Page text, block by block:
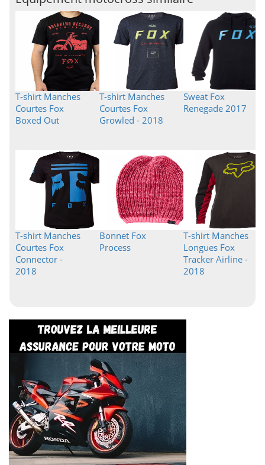
T-shirt Manches
Courtes Fox
Boxed Out
T-shirt Manches
Courtes Fox
Growled - 2018
Sweat Fox
Renegade 2017
T-shirt Manches
Courtes Fox
Connector -
2018
Bonnet Fox
Process
T-shirt Manches
Longues Fox
Tracker Airline -
2018